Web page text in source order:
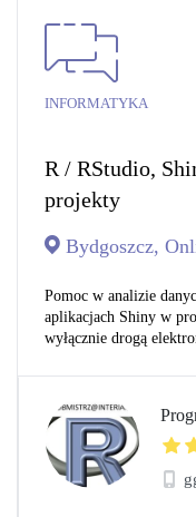
INFORMATYKA
R / RStudio,
projekty
Bydgoszcz,
Pomoc w analizie
aplikacjach Shiny w
wyłącznie drogą